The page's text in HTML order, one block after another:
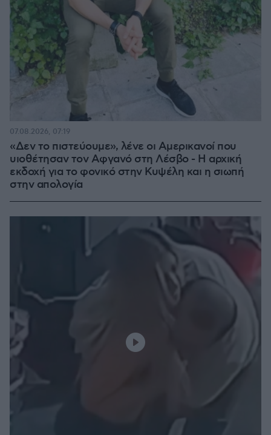
«Δεν το πιστεύουμε», λένε οι Αμερικανοί που
υιοθέτησαν τον Αφγανό στη Λέσβο - Η αρχική
εκδοχή για το φονικό στην Κυψέλη και η σιωπή
στην απολογία
07.08.2026, 07:19